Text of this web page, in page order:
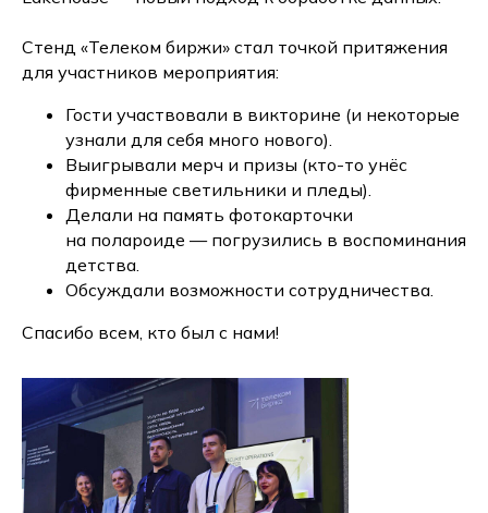
Стенд «Телеком биржи» стал точкой притяжения
для участников мероприятия:
Гости участвовали в викторине (и некоторые
узнали для себя много нового).
Выигрывали мерч и призы (кто-то унёс
фирменные светильники и пледы).
Делали на память фотокарточки
на полароиде — погрузились в воспоминания
детства.
Обсуждали возможности сотрудничества.
Спасибо всем, кто был с нами!